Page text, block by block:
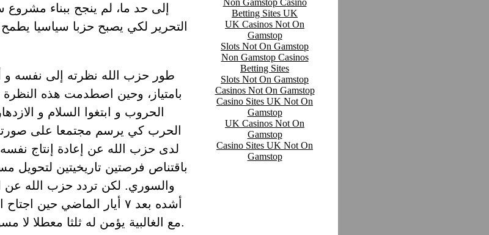
إلى حد ما، لم ينجح ببناء مشروع
التحرير لكي يصبح حزبا سياسيا
طور حزب الله نظرته إلى نفسه
بامتياز، وحين اصطدمت هذه النظرة
الحروب و ابتغوا السلام و
الحرب كي يرسم مجتمعا على
لدى حزب الله عن إعادة إنتاج
باقتناص فرصتين تاريخيتين لتحويل
والسوري. لكن تردد حزب الله عن
أشده بعد ٧ أيار الماضي
مع الغالبية يؤمن له ثلثا معطلا لا مسؤولية القرار السياسي المطلقة.
Non Gamstop Casino
Betting Sites UK
UK Casinos Not On
Gamstop
Slots Not On Gamstop
Non Gamstop Casinos
Betting Sites
Slots Not On Gamstop
Casinos Not On Gamstop
Casino Sites UK Not On
Gamstop
UK Casinos Not On
Gamstop
Casino Sites UK Not On
Gamstop